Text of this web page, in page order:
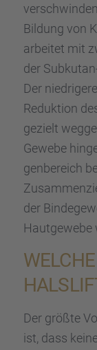
Bildung von
arbei­tet mit
der
Der
Reduk­tion
gezielt
Gewebe
gen­be­reich
der
Hautge­webe
Der größte
ist, dass